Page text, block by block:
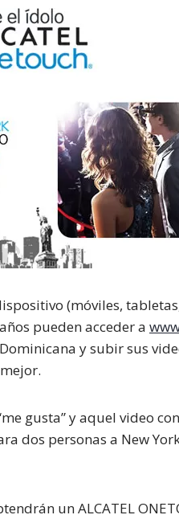
(móviles,
pueden acceder a
y subir sus
gusta” y aquel video
dos personas a New
unALCATEL